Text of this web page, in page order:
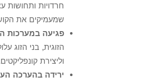
חרדויות ותחושות
שמעמיקים את
פגיעה במערכות
הזוגית, בני הזוג
וליצירת
ירידה בהערכה